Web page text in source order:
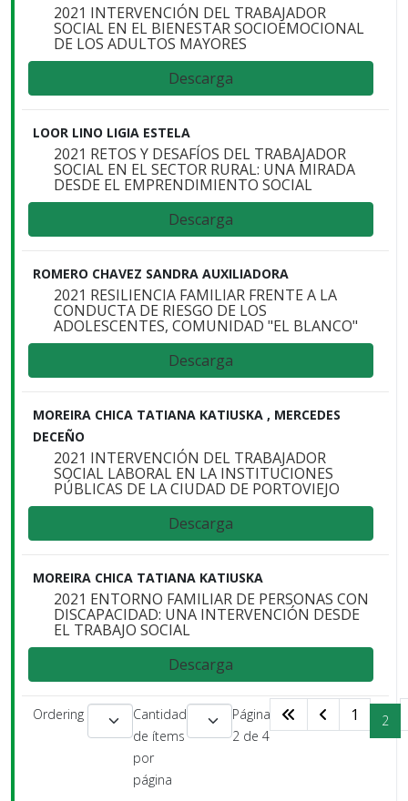
2021 INTERVENCIÓN DEL TRABAJADOR
SOCIAL EN EL BIENESTAR SOCIOEMOCIONAL
DE LOS ADULTOS MAYORES
Descarga
LOOR LINO LIGIA ESTELA
2021 RETOS Y DESAFÍOS DEL TRABAJADOR
SOCIAL EN EL SECTOR RURAL: UNA MIRADA
DESDE EL EMPRENDIMIENTO SOCIAL
Descarga
ROMERO CHAVEZ SANDRA AUXILIADORA
2021 RESILIENCIA FAMILIAR FRENTE A LA
CONDUCTA DE RIESGO DE LOS
ADOLESCENTES, COMUNIDAD "EL BLANCO"
Descarga
MOREIRA CHICA TATIANA KATIUSKA , MERCEDES
DECEÑO
2021 INTERVENCIÓN DEL TRABAJADOR
SOCIAL LABORAL EN LA INSTITUCIONES
PÚBLICAS DE LA CIUDAD DE PORTOVIEJO
Descarga
MOREIRA CHICA TATIANA KATIUSKA
2021 ENTORNO FAMILIAR DE PERSONAS CON
DISCAPACIDAD: UNA INTERVENCIÓN DESDE
EL TRABAJO SOCIAL
Descarga
Ordering
Cantidad
de ítems
por
página
Página
2 de 4
1 2